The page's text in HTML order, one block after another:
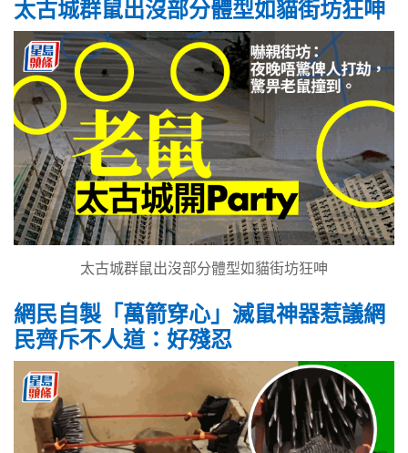
太古城群鼠出沒部分體型如貓街坊狂呻
太古城群鼠出沒部分體型如貓街坊狂呻
網民自製「萬箭穿心」滅鼠神器惹議網
民齊斥不人道：好殘忍